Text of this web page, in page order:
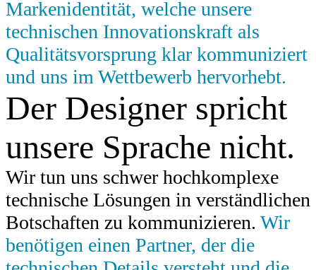
Markenidentität, welche unsere
technischen Innovationskraft als
Qualitätsvorsprung klar kommuniziert
und uns im Wettbewerb hervorhebt.
Der Designer spricht
unsere Sprache nicht.
Wir tun uns schwer hochkomplexe
technische Lösungen in verständlichen
Botschaften zu kommunizieren. Wir
benötigen einen Partner, der die